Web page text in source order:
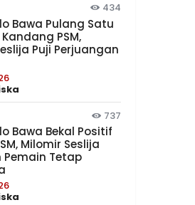
434
Bawa Pulang Satu
PSM,
Puji Perjuangan
737
Bawa Bekal Positif
Milomir Seslija
Tetap